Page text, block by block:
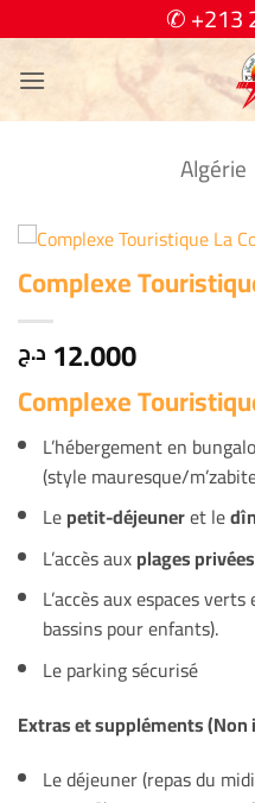
au
contenu
✆ +213
Algérie
Complexe
12.000 د.ج
Complexe
L’hébergement en
(style mauresque/
Lepetit-déjeuneret le
L’accès auxplages privées
L’accès aux espaces
bassins pour enfants).
Le parking sécurisé
Extras et suppléments (Non
Le déjeuner (repas du